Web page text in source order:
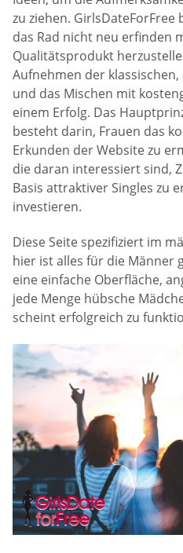
zu ziehen. GirlsDateForFree
das Rad nicht neu erfinden
Qualitätsprodukt
Aufnehmen der
und das Mischen mit
einem Erfolg. Das
besteht darin, Frauen das
Erkunden der Website zu
die daran interessiert sind,
Basis attraktiver Singles zu
investieren.
Diese Seite spezifiziert im
hier ist alles für die Männer
eine einfache Oberfläche,
jede Menge hübsche
scheint erfolgreich zu